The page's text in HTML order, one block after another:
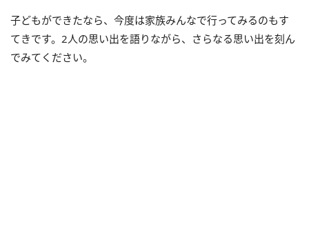
子どもができたなら、今度は家族みんなで行ってみるのもす
てきです。2人の思い出を語りながら、さらなる思い出を刻ん
でみてください。